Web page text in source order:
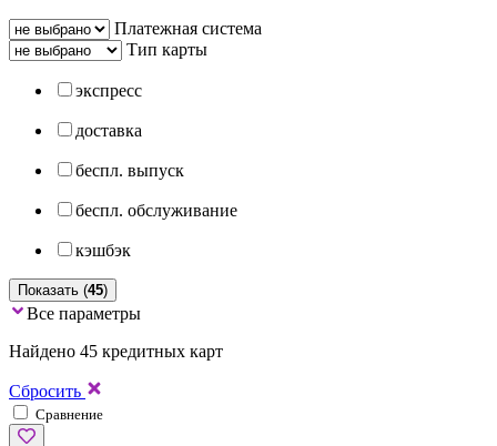
Платежная система
Тип карты
экспресс
доставка
беспл. выпуск
беспл. обслуживание
кэшбэк
Показать (45)
Все параметры
Найдено 45 кредитных карт
Сбросить
Сравнение